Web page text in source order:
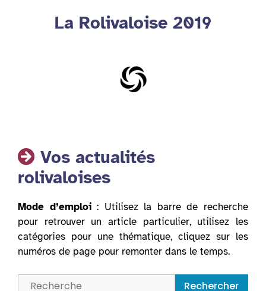
La Rolivaloise 2019
Vos actualités
rolivaloises
Mode d’emploi: Utilisez la barre de recherche
pour retrouver un article particulier, utilisez les
catégories pour une thématique, cliquez sur les
numéros de page pour remonter dans le temps.
Rechercher